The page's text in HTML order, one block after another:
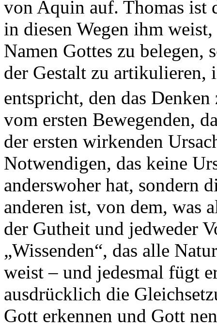
von Aquin auf. Thomas ist
in diesen Wegen ihm
Namen Gottes zu belegen,
der Gestalt zu artikulieren,
entspricht, den das
vom ersten Bewegenden,
der ersten wirkenden
Notwendigen, das keine
anderswoher hat, sondern
anderen ist, von dem, was
der Gutheit und jedweder
„Wissenden“, das alle
weist – und jedesmal fügt
ausdrücklich die
Gott erkennen und Gott